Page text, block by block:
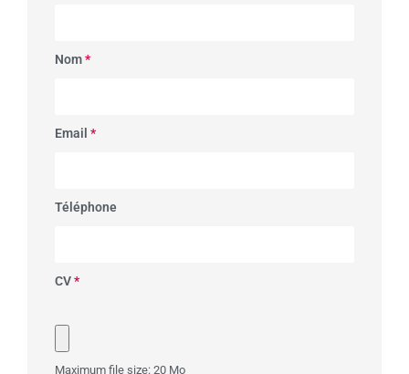
Nom*
Email *
Téléphone
CV*
Maximum file size: 20 Mo